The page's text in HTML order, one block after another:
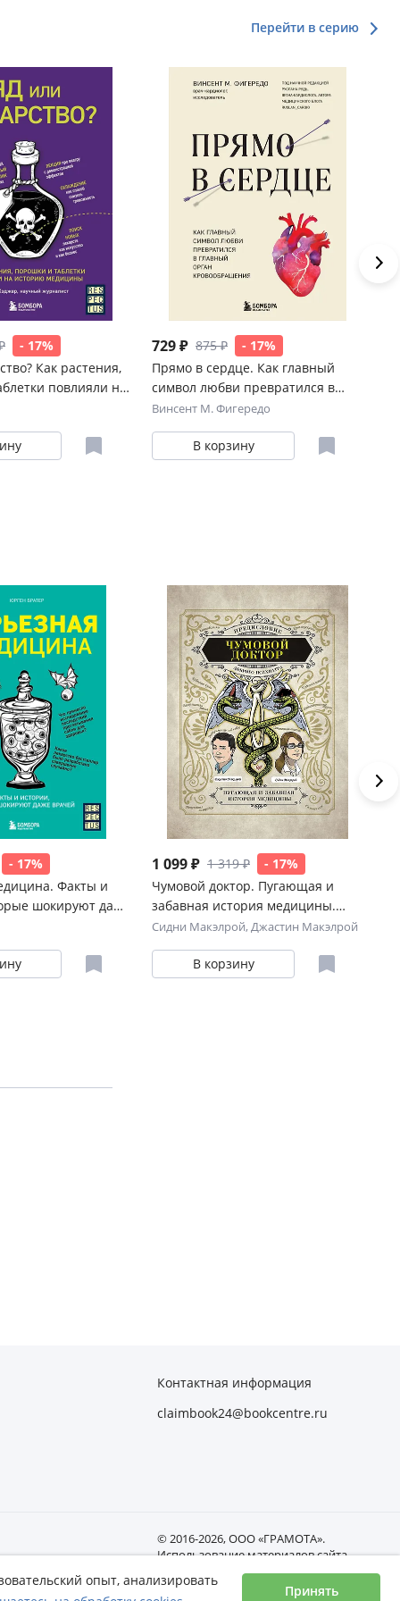
Перейти в серию
- 17%
Как растения,
повлияли на
729 ₽ 875 ₽
- 17%
Прямо в сердце. Как главный
символ любви превратился в
главный орган кровообращения
Винсент М. Фигередо
В корзину
- 17%
Факты и
шокируют даже
1 099 ₽ 1 319 ₽
- 17%
Чумовой доктор. Пугающая и
забавная история медицины.
Предисловие Доброго психиатра
Сидни Макэлрой,Джастин Макэлрой
В корзину
Контактная информация
claimbook24@bookcentre.ru
© 2016-2026, ООО «ГРАМОТА».
Использование материалов сайта
возможно только с активной ссылкой
на book24.ru.
опыт, анализировать
Принять